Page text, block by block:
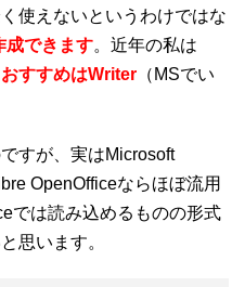
使えないというわけではな
成できます。近年の私は
おすすめはWriter （MSでい
すが、実はMicrosoft
OpenOfficeならほぼ流用
では読み込めるものの形式
思います。